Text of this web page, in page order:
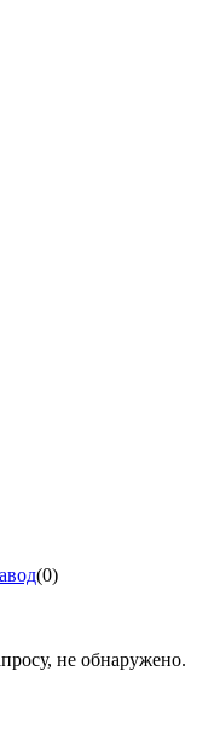
(0)
не обнаружено.